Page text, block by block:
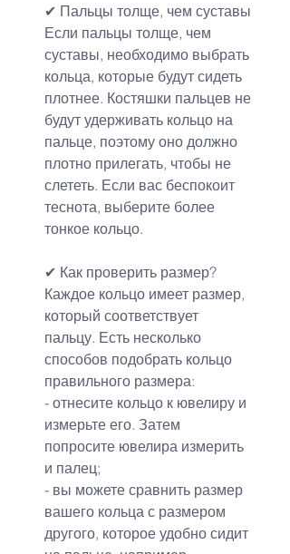
✔ Пальцы толще, чем суставы
Если пальцы толще, чем
суставы, необходимо выбрать
кольца, которые будут сидеть
плотнее. Костяшки пальцев не
будут удерживать кольцо на
пальце, поэтому оно должно
плотно прилегать, чтобы не
слететь. Если вас беспокоит
теснота, выберите более
тонкое кольцо.
✔ Как проверить размер?
Каждое кольцо имеет размер,
который соответствует
пальцу. Есть несколько
способов подобрать кольцо
правильного размера:
- отнесите кольцо к ювелиру и
измерьте его. Затем
попросите ювелира измерить
и палец;
- вы можете сравнить размер
вашего кольца с размером
другого, которое удобно сидит